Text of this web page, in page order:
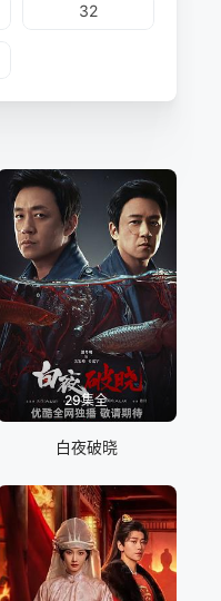
32
29集全
白夜破晓